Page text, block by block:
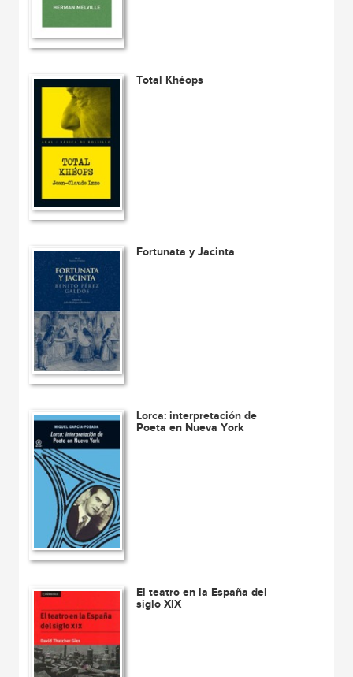
Total Khéops
Fortunata y Jacinta
Lorca: interpretación de
Poeta en Nueva York
El teatro en la España del
siglo XIX